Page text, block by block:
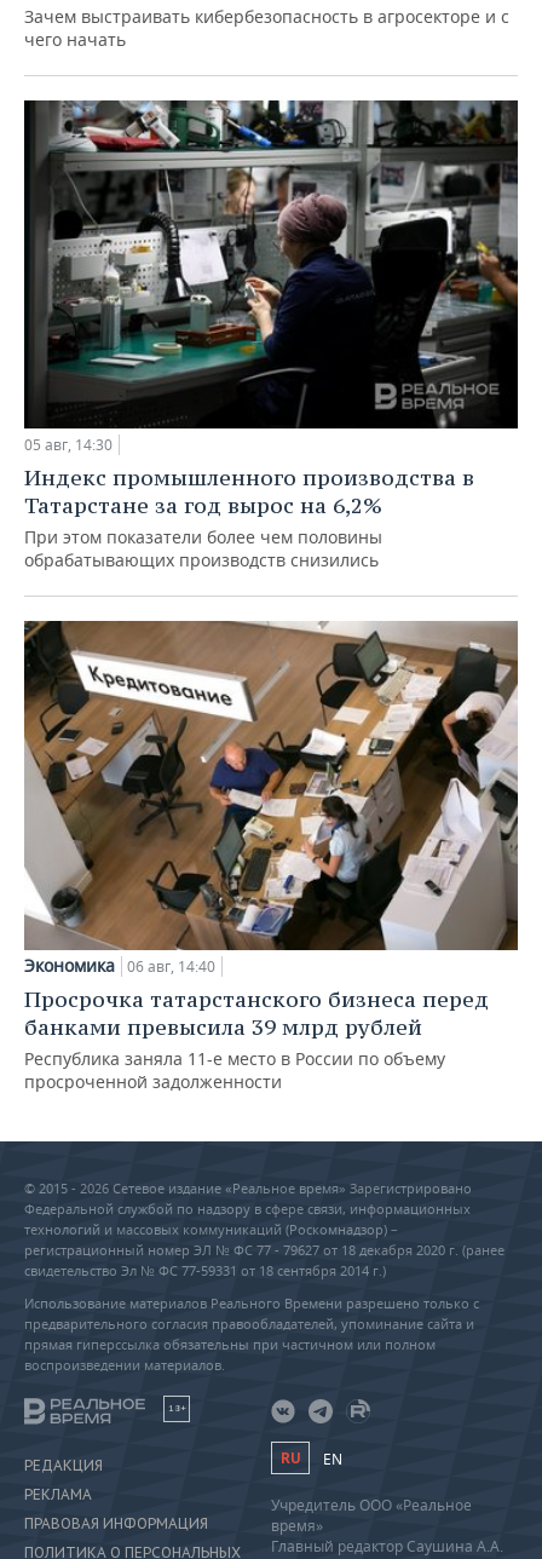
Зачем выстраивать кибербезопасность в агросекторе и с
чего начать
05 авг, 14:30
Индекс промышленного производства в
Татарстане за год вырос на 6,2%
При этом показатели более чем половины
обрабатывающих производств снизились
Экономика 06 авг, 14:40
Просрочка татарстанского бизнеса перед
банками превысила 39 млрд рублей
Республика заняла 11-е место в России по объему
просроченной задолженности
© 2015 - 2026 Сетевое издание «Реальное время» Зарегистрировано
Федеральной службой по надзору в сфере связи, информационных
технологий и массовых коммуникаций (Роскомнадзор) –
регистрационный номер ЭЛ № ФС 77 - 79627 от 18 декабря 2020 г. (ранее
свидетельство Эл № ФС 77-59331 от 18 сентября 2014 г.)
Использование материалов Реального Времени разрешено только с
предварительного согласия правообладателей, упоминание сайта и
прямая гиперссылка обязательны при частичном или полном
воспроизведении материалов.
18+
РЕДАКЦИЯ
РЕКЛАМА
ПРАВОВАЯ ИНФОРМАЦИЯ
ПОЛИТИКА О ПЕРСОНАЛЬНЫХ
RU EN
Учредитель ООО «Реальное
время»
Главный редактор Саушина А.А.